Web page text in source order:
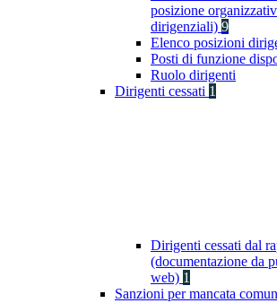
posizione
dirigenziali) 9
Elenco posizioni
Posti di funzione
Ruolo dirigenti
Dirigenti cessati 1
Dirigenti cessati dal
(documentazione da
web) 1
Sanzioni per mancata